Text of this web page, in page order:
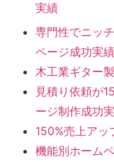
実績
専門性でニッ
ページ成功実績
木工業ギター
見積り依頼が
ージ制作成功
150%売上アッ
機能別ホーム